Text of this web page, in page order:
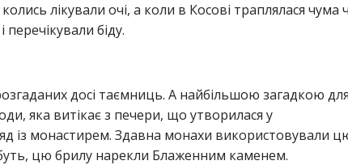
лікували очі, а коли в Косові траплялася чума
біду.
досі таємниць. А найбільшою загадкою
яка витікає з печери, що утворилася у
із монастирем. Здавна монахи використовували
цю брилу нарекли Блаженним каменем.